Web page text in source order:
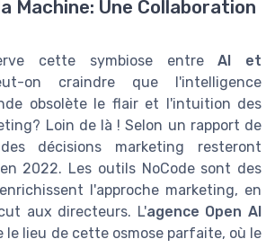
Machine: Une Collaboration
cette symbiose entreAI et
on craindre que l'intelligence
obsolète le flair et l'intuition des
Loin de là ! Selon un rapport de
décisions marketing resteront
2022. Les outils NoCode sont des
l'approche marketing, en
aux directeurs. L'agence Open AI
le lieu de cette osmose parfaite, où le